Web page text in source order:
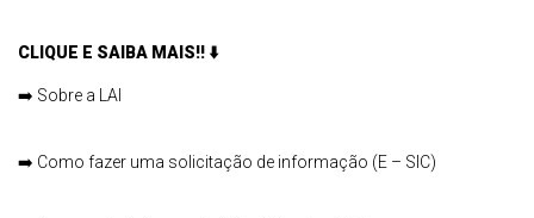
CLIQUE E SAIBA MAIS!! ⬇️
➡️ Sobre a LAI
➡️ Como fazer uma solicitação de informação (E – SIC)